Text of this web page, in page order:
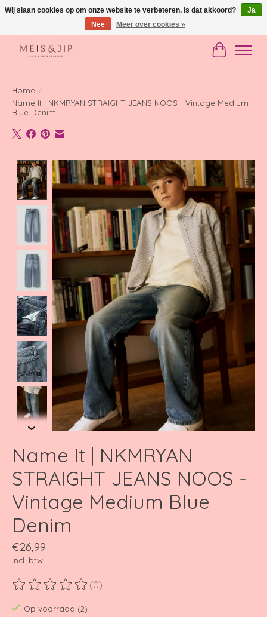
Gratis verzending in NL vanaf €150
Home /
Name It | NKMRYAN STRAIGHT JEANS NOOS - Vintage Medium
Blue Denim
Product image slideshow Items
Name It | NKMRYAN
STRAIGHT JEANS NOOS -
Vintage Medium Blue
Denim
€26,99
Incl. btw
De beoordeling van dit product is
(0)
Op voorraad (2)
Wij slaan cookies op om onze website te verbeteren. Is dat akkoord?
Ja
Nee
Meer over cookies »